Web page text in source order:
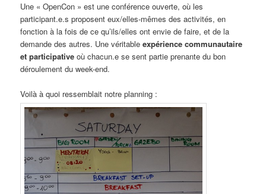
Une « OpenCon » est une conférence ouverte, où les
participant.e.s proposent eux/elles-mêmes des activités, en
fonction à la fois de ce qu’ils/elles ont envie de faire, et de la
demande des autres. Une véritableexpérience communautaire
et participative où chacun.e se sent partie prenante du bon
déroulement du week-end.
Voilà à quoi ressemblait notre planning :